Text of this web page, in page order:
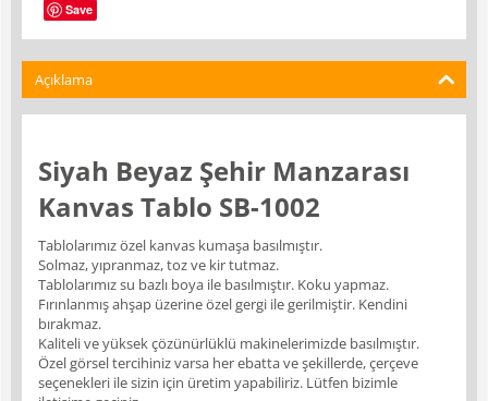
Save
Açıklama
Siyah Beyaz Şehir Manzarası
Kanvas Tablo SB-1002
Tablolarımız özel kanvas kumaşa basılmıştır.
Solmaz, yıpranmaz, toz ve kir tutmaz.
Tablolarımız su bazlı boya ile basılmıştır. Koku yapmaz.
Fırınlanmış ahşap üzerine özel gergi ile gerilmiştir. Kendini
bırakmaz.
Kaliteli ve yüksek çözünürlüklü makinelerimizde basılmıştır.
Özel görsel tercihiniz varsa her ebatta ve şekillerde, çerçeve
seçenekleri ile sizin için üretim yapabiliriz. Lütfen bizimle